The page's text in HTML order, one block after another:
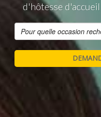
d'hôtesse